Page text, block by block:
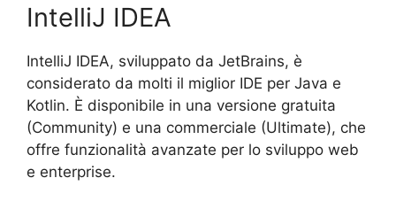
IntelliJ IDEA
IntelliJ IDEA, sviluppato da JetBrains, è
considerato da molti il miglior IDE per Java e
Kotlin. È disponibile in una versione gratuita
(Community) e una commerciale (Ultimate), che
offre funzionalità avanzate per lo sviluppo web
e enterprise.